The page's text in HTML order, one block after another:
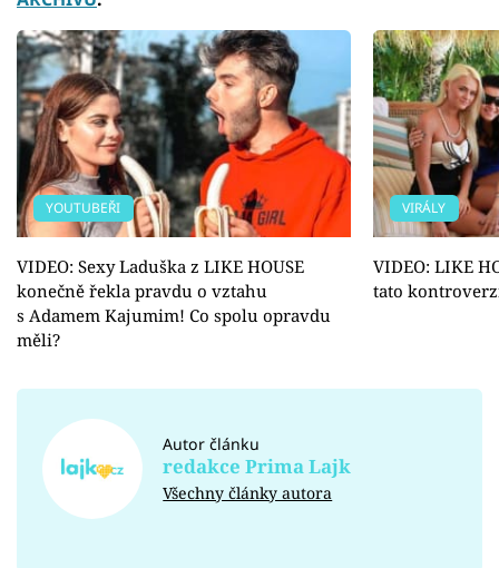
YOUTUBEŘI
VIDEO: Sexy Laduška z LIKE HOUSE
konečně řekla pravdu o vztahu
s Adamem Kajumim! Co spolu opravdu
měli?
VIRÁLY
VIDEO: LIKE
tato
Autor článku
redakce Prima Lajk
Všechny články autora